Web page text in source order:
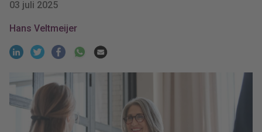
03 juli 2025
Hans Veltmeijer